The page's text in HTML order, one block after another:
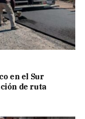
en el Sur
de ruta